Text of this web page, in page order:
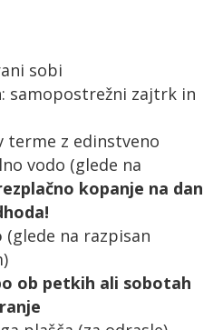
sobi
samopostrežni zajtrk in
terme z edinstveno
vodo (glede na
kopanje na dan
(glede na razpisan
ob petkih ali sobotah